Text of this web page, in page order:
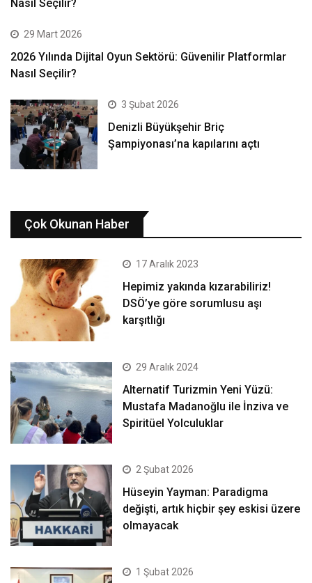
Nasıl Seçilir?
29 Mart 2026
2026 Yılında Dijital Oyun Sektörü: Güvenilir Platformlar
Nasıl Seçilir?
3 Şubat 2026
Denizli Büyükşehir Briç
Şampiyonası’na kapılarını açtı
Çok Okunan Haber
17 Aralık 2023
Hepimiz yakında kızarabiliriz!
DSÖ’ye göre sorumlusu aşı
karşıtlığı
29 Aralık 2024
Alternatif Turizmin Yeni Yüzü:
Mustafa Madanoğlu ile İnziva ve
Spiritüel Yolculuklar
2 Şubat 2026
Hüseyin Yayman: Paradigma
değişti, artık hiçbir şey eskisi üzere
olmayacak
1 Şubat 2026